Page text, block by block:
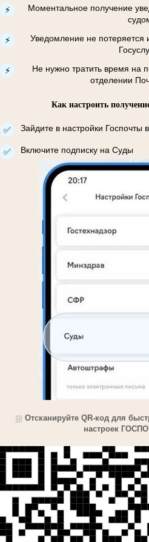
⚡
Моментальное получение
⚡
Уведомление не потеряется
⚡
Не нужно тратить время на
отделении
Как настроить
✅ Зайдите в настройки Госпочты
✅ Включите подписку на Суды
⛆ Отсканируйте QR-код для
настроек